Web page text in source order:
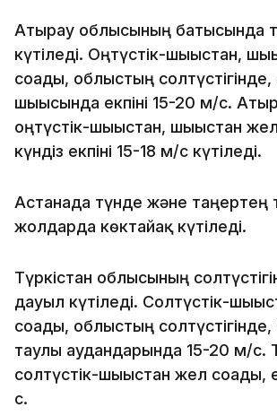
Атырау облысының батысында
күтіледі. Оңтүстік-шығыстан,
соғады, облыстың солтүстігінде,
шығысында екпіні 15-20 м/с.
оңтүстік-шығыстан, шығыстан
күндіз екпіні 15-18 м/с күтіледі.
Астанада түнде және таңертең
жолдарда көктайғақ күтіледі.
Түркістан облысының
дауыл күтіледі. Солтүстік-
соғады, облыстың
таулы аудандарында 15-20 м/с.
солтүстік-шығыстан жел соғады,
с.